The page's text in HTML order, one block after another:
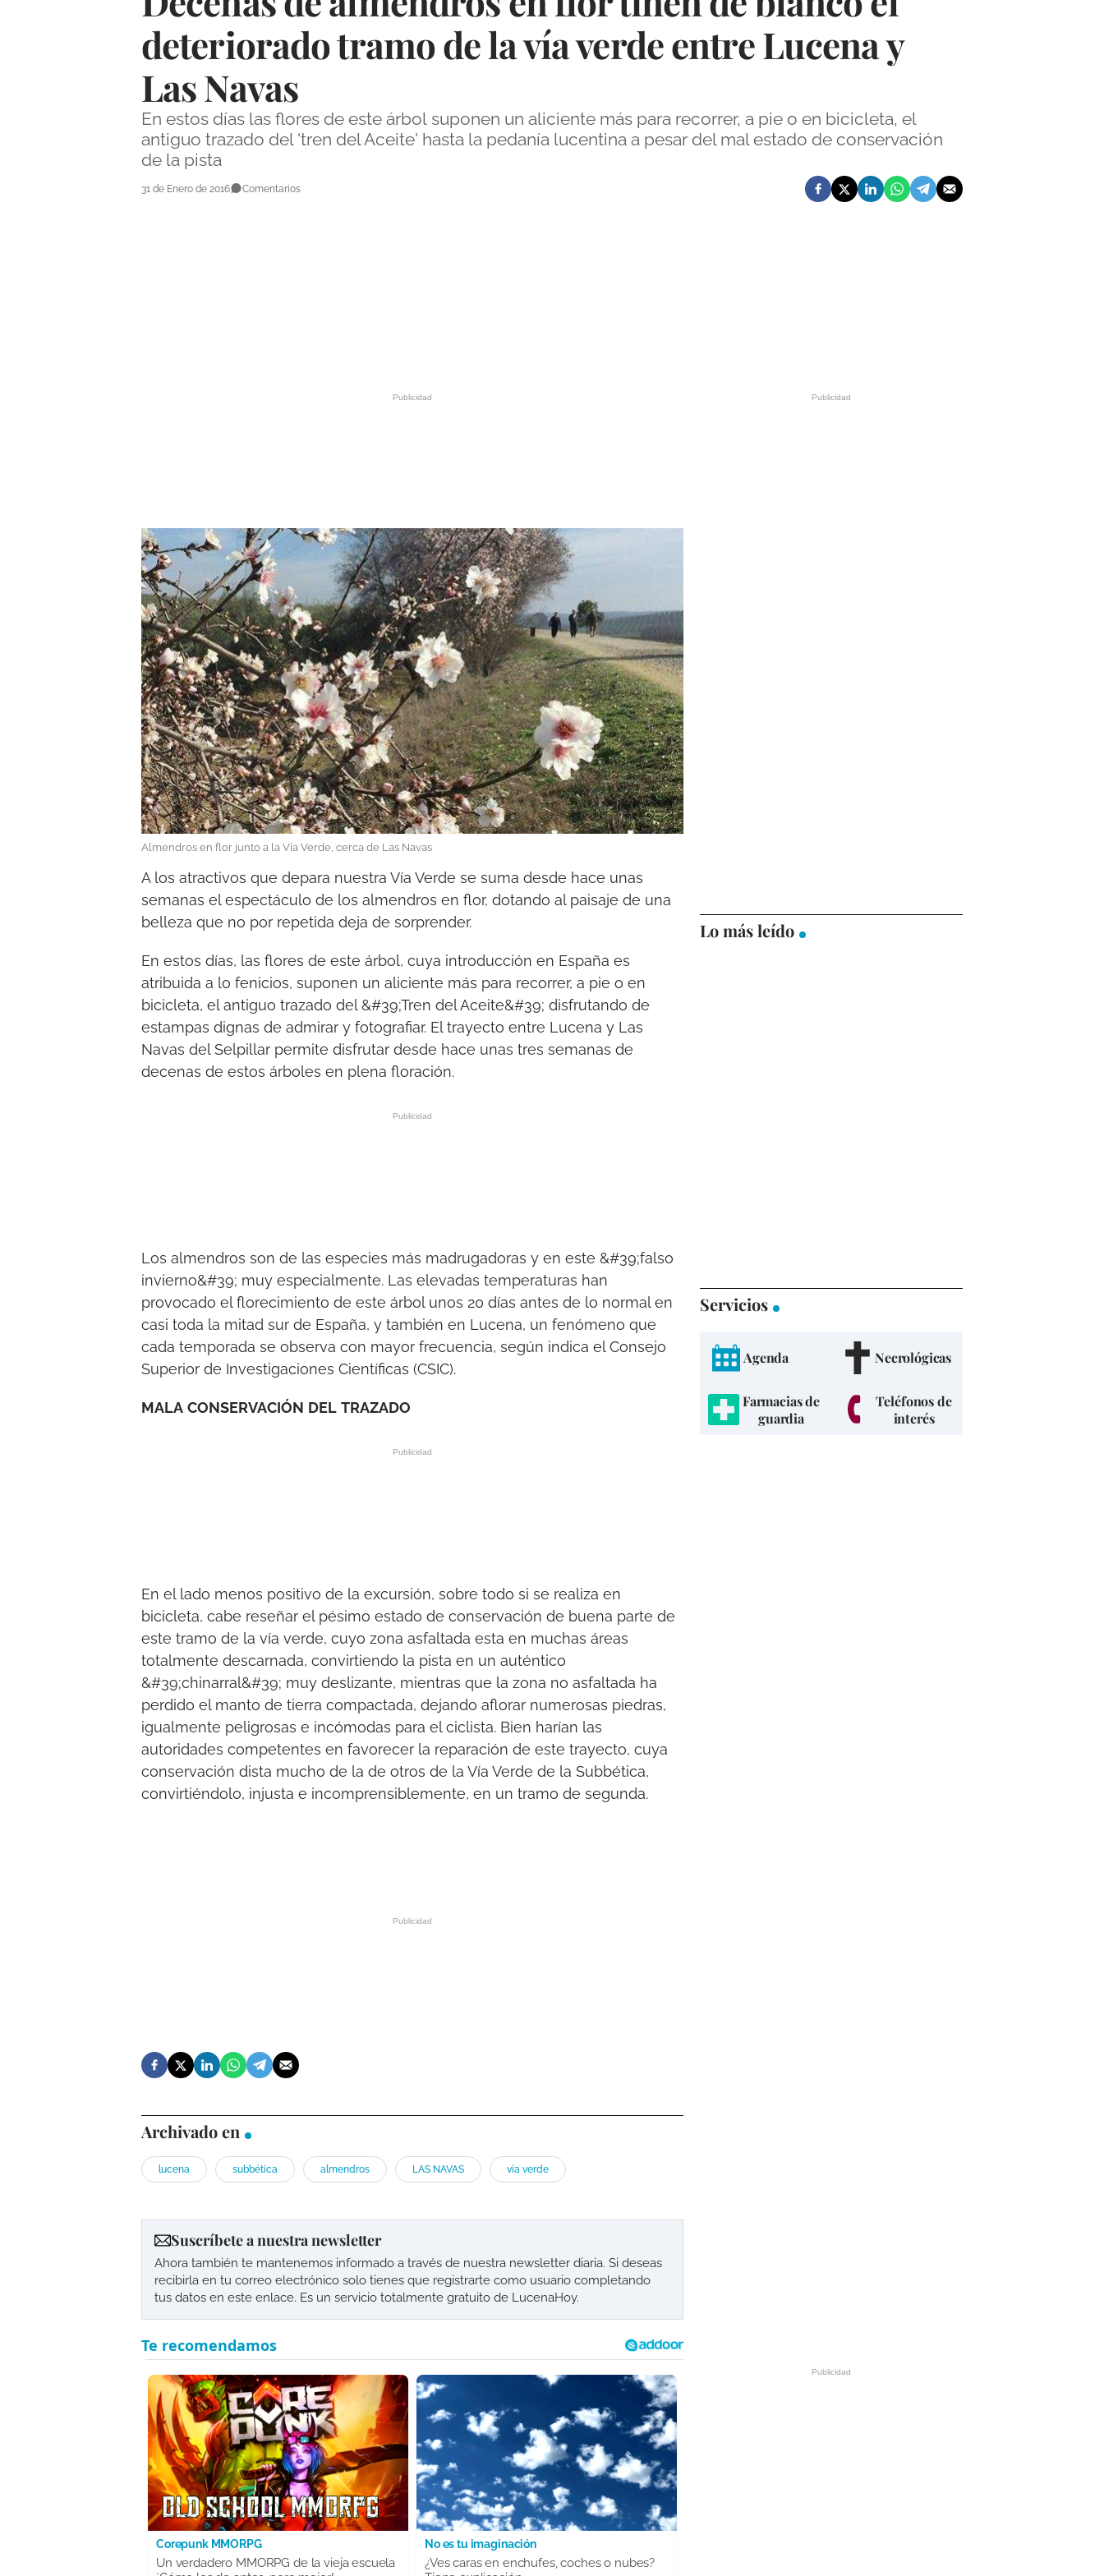
deteriorado tramo de la vía verde entre Lucena y
Las Navas
En estos días las flores de este árbol suponen un aliciente más para recorrer, a pie o en bicicleta, el
antiguo trazado del 'tren del Aceite' hasta la pedanía lucentina a pesar del mal estado de conservación
de la pista
31 de Enero de 2016 Comentarios
Almendros en flor junto a la Vía Verde, cerca de Las Navas
A los atractivos que depara nuestra Vía Verde se suma desde hace unas
semanas el espectáculo de los almendros en flor, dotando al paisaje de una
belleza que no por repetida deja de sorprender.
En estos días, las flores de este árbol, cuya introducción en España es
atribuida a lo fenicios, suponen un aliciente más para recorrer, a pie o en
bicicleta, el antiguo trazado del &#39;Tren del Aceite&#39; disfrutando de
estampas dignas de admirar y fotografiar. El trayecto entre Lucena y Las
Navas del Selpillar permite disfrutar desde hace unas tres semanas de
decenas de estos árboles en plena floración.
Los almendros son de las especies más madrugadoras y en este &#39;falso
invierno&#39; muy especialmente. Las elevadas temperaturas han
provocado el florecimiento de este árbol unos 20 días antes de lo normal en
casi toda la mitad sur de España, y también en Lucena, un fenómeno que
cada temporada se observa con mayor frecuencia, según indica el Consejo
Superior de Investigaciones Científicas (CSIC).
MALA CONSERVACIÓN DEL TRAZADO
En el lado menos positivo de la excursión, sobre todo si se realiza en
bicicleta, cabe reseñar el pésimo estado de conservación de buena parte de
este tramo de la vía verde, cuyo zona asfaltada esta en muchas áreas
totalmente descarnada, convirtiendo la pista en un auténtico
&#39;chinarral&#39; muy deslizante, mientras que la zona no asfaltada ha
perdido el manto de tierra compactada, dejando aflorar numerosas piedras,
igualmente peligrosas e incómodas para el ciclista. Bien harían las
autoridades competentes en favorecer la reparación de este trayecto, cuya
conservación dista mucho de la de otros de la Vía Verde de la Subbética,
convirtiéndolo, injusta e incomprensiblemente, en un tramo de segunda.
Archivado en
lucena subbética almendros LAS NAVAS vía verde
Suscríbete a nuestra newsletter
Ahora también te mantenemos informado a través de nuestra newsletter diaria. Si deseas
recibirla en tu correo electrónico solo tienes que registrarte como usuario completando
tus datos en este enlace. Es un servicio totalmente gratuito de LucenaHoy.
Corepunk MMORPG
Un verdadero MMORPG de la vieja escuela
No es tu imaginación
¿Ves caras en enchufes, coches o nubes?
Lo más leído
Servicios
Agenda Necrológicas
Farmacias de
guardia
Teléfonos de
interés